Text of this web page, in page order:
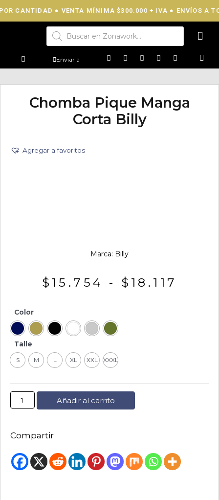
CANTIDAD ● VENTA MÍNIMA $300.000 + IVA ● ENVÍOS A
Enviar a
Chomba Pique Manga
Corta Billy
Agregar a favoritos
Marca: Billy
$ 15.754 - $ 18.117
Color
Talle
S M L XL XXL XXXL
Añadir al carrito
Compartir